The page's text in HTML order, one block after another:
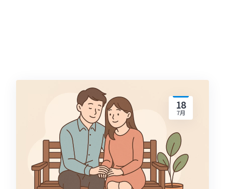
18
7月